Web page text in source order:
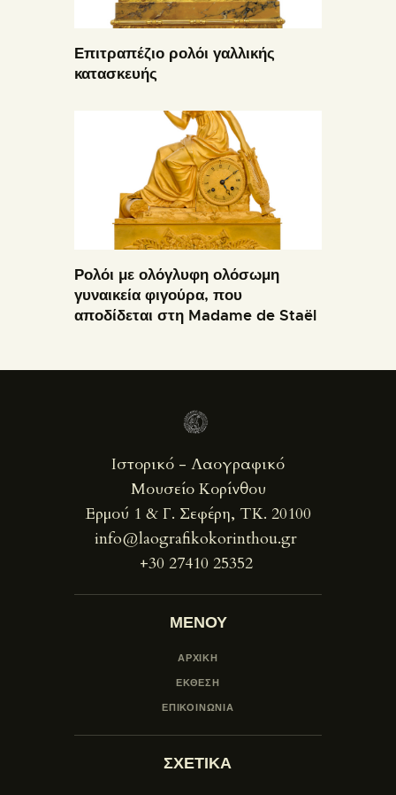
Επιτραπέζιο ρολόι γαλλικής
κατασκευής
Ρολόι με ολόγλυφη ολόσωμη
γυναικεία φιγούρα, που
αποδίδεται στη Madame de Staël
Ιστορικό - Λαογραφικό
Μουσείο Κορίνθου
Ερμού 1 & Γ. Σεφέρη, ΤΚ. 20100
info@laografikokorinthou.gr
+30 27410 25352
ΜΕΝΟΥ
ΑΡΧΙΚΗ
ΕΚΘΕΣΗ
ΕΠΙΚΟΙΝΩΝΙΑ
ΣΧΕΤΙΚΑ